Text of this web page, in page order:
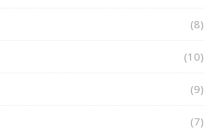
(8)
(10)
(9)
(7)